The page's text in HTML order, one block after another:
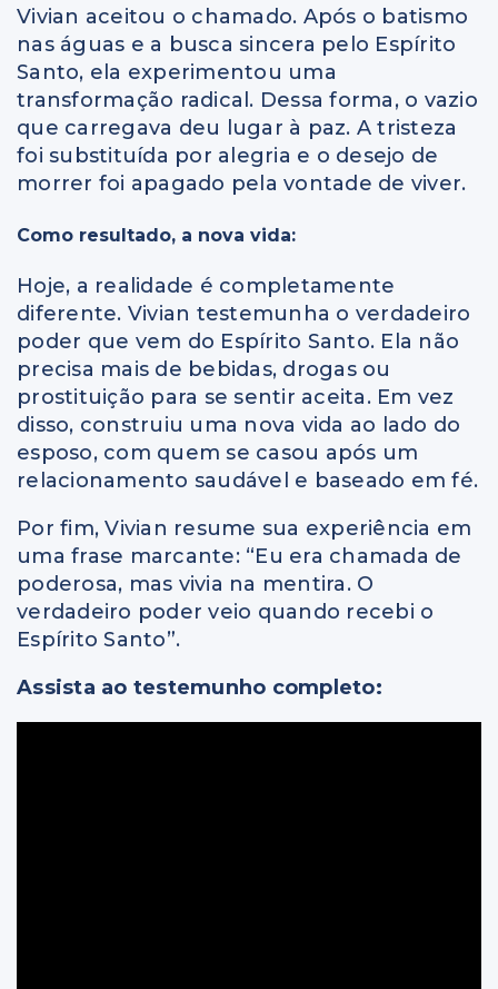
Vivian aceitou o chamado. Após o batismo
nas águas e a busca sincera pelo Espírito
Santo, ela experimentou uma
transformação radical. Dessa forma, o vazio
que carregava deu lugar à paz. A tristeza
foi substituída por alegria e o desejo de
morrer foi apagado pela vontade de viver.
Como resultado, a nova vida:
Hoje, a realidade é completamente
diferente. Vivian testemunha o verdadeiro
poder que vem do Espírito Santo. Ela não
precisa mais de bebidas, drogas ou
prostituição para se sentir aceita. Em vez
disso, construiu uma nova vida ao lado do
esposo, com quem se casou após um
relacionamento saudável e baseado em fé.
Por fim, Vivian resume sua experiência em
uma frase marcante: “Eu era chamada de
poderosa, mas vivia na mentira. O
verdadeiro poder veio quando recebi o
Espírito Santo”.
Assista ao testemunho completo: